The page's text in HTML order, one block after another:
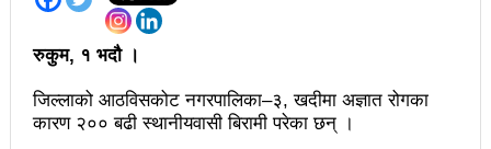
अझ सुदृढ बनाएको छः प्रचण्ड
आज प्रतिनिधिसभा सदस्य निर्वाचनः देशैभर मतदान जारी
रुकुम, १ भदौ ।
जिल्लाको आठविसकोट नगरपालिका–३, खदीमा अज्ञात रोगका
कारण २०० बढी स्थानीयवासी बिरामी परेका छन् ।